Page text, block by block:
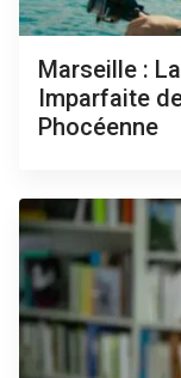
Marseille :
Imparfaite
Phocéenne